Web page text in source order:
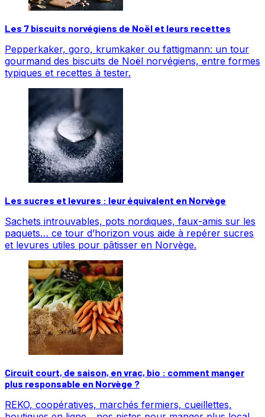
Les 7 biscuits norvégiens de Noël et leurs recettes
Pepperkaker, goro, krumkaker ou fattigmann: un tour
gourmand des biscuits de Noël norvégiens, entre formes
typiques et recettes à tester.
Les sucres et levures : leur équivalent en Norvège
Sachets introuvables, pots nordiques, faux-amis sur les
paquets… ce tour d’horizon vous aide à repérer sucres
et levures utiles pour pâtisser en Norvège.
Circuit court, de saison, en vrac, bio : comment manger
plus responsable en Norvège ?
REKO, coopératives, marchés fermiers, cueillettes,